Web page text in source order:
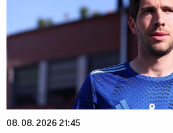
08. 08. 2026 21:45